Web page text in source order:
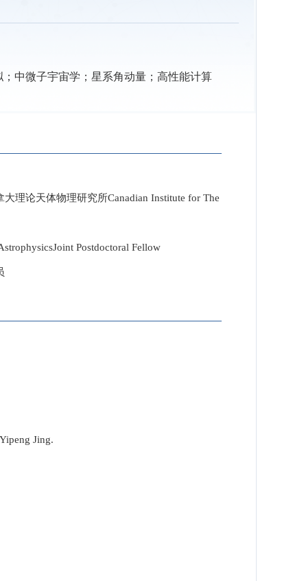
中微子宇宙学；星系角动量；高性能计算
理论天体物理研究所Canadian Institute for The
Postdoctoral Fellow
Jing.